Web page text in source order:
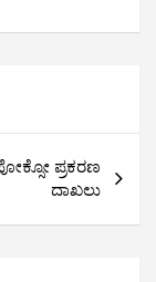
ಪ್ರಕರಣ
ದಾಖಲು